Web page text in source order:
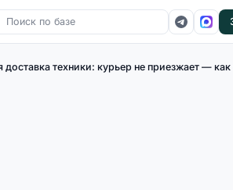
доставка техники: курьер не приезжает —